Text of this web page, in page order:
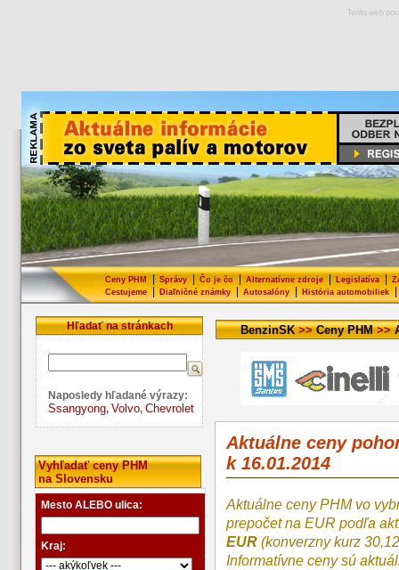
Tento web
Ceny PHM Správy Čo je čo Alternatívne zdroje Legislatíva
Cestujeme| Diaľničné známky| Autosalóny| História automobiliek|
Hľadať na stránkach
Naposledy hľadané výrazy:
Ssangyong, Volvo, Chevrolet
Vyhľadať ceny PHM
na Slovensku
Mesto ALEBO ulica:
Kraj:
BenzinSK>>Ceny PHM>>
Aktuálne ceny
k 16.01.2014
Aktuálne ceny PHM vo
prepočet na EUR podľa
EUR (konverzny kurz
Informatívne ceny sú